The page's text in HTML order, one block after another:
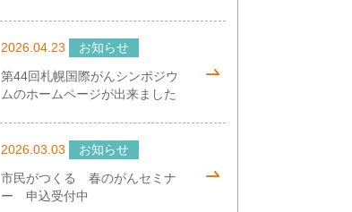
2026.04.23
お知らせ
第44回札幌国際がんシンポジウ
ムのホームページが出来ました
2026.03.03
お知らせ
市民がつくる 春のがんセミナ
ー 申込受付中